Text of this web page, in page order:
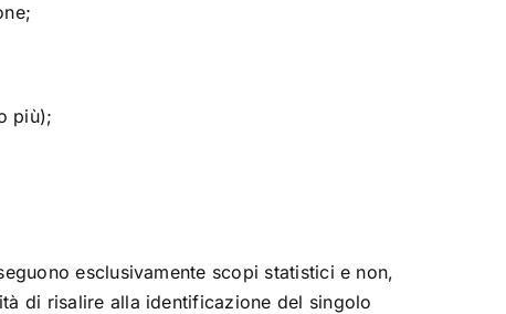
più);
esclusivamente scopi statistici e non,
di risalire alla identificazione del singolo